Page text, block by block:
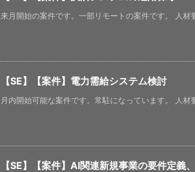
来月開始の案件です。一部リモートの案件です。 人
【SE】【案件】電力需給システム検討
月内開始可能な案件です。常駐になっています。 人材
【SE】【案件】AI関連新規事業の要件定義